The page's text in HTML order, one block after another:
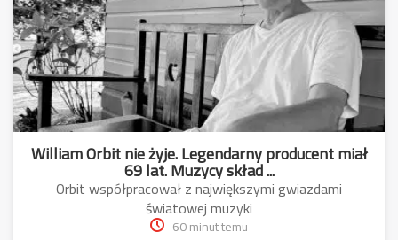
William Orbit nie żyje. Legendarny producent miał
69 lat. Muzycy skład ...
Orbit współpracował z największymi gwiazdami
światowej muzyki
60 minut temu